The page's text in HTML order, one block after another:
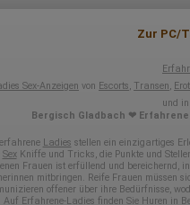
Wie lange blieb der Besucher?
über das Benutzerverhalten zu
Umfragen und
sind, von Ihnen
Herausgeber:
Zur PC/
Sex-Anzeigen von Escorts Transen
und
Bergisch Gladbach ❤
Ladies stellen ein einzigartiges
SexKniffe und Tricks, die Punkte und
Frauen ist erfüllend und bereichernd,
mitbringen. Reife Frauen müssen
offener über ihre Bedürfnisse,
Auf Erfahrene-Ladies finden Sie Huren in